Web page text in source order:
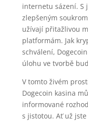
internetu sázení. S
zlepšeným
užívají přitažlivou
platformám. Jak
schválení,
úlohu ve tvorbě
V tomto živém
Dogecoin kasina
informované
s jistotou. Ať už